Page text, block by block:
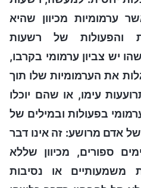
ערמומיות מכיוון שהיא
והפעולות של רשעות
יש צביון ערמומי בקרבו,
את הערמומיות שלו תוך
עימו, או שהם יוכלו
בפעולות ובמילים של
אדם מרושע: זה אינו דבר
ספורים, מכיוון שללא
משמעותיים או נסיבות